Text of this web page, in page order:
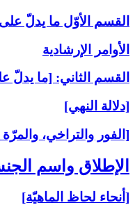
القسم الأوّل ما يدلّ
الأوامر الإرشادية
القسم الثاني: [ما يدلّ
[دلالة النهي]
[الفور والتراخي، والمرّة
الإطلاق واسم
[أنحاء لحاظ الماهيّة]